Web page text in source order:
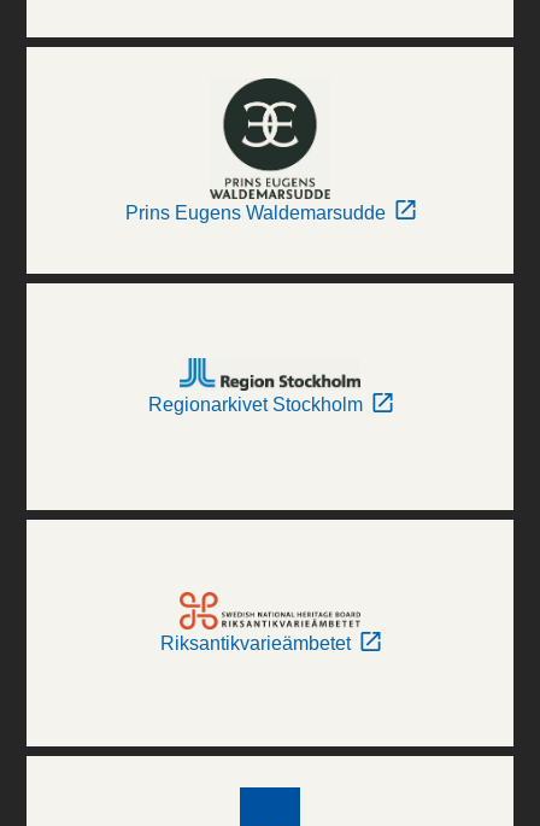
Prins Eugens Waldemarsudde
Regionarkivet Stockholm
Riksantikvarieämbetet